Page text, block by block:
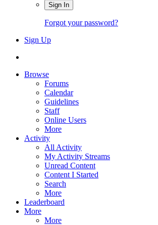
Sign In
Forgot your password?
Sign Up
Browse
Forums
Calendar
Guidelines
Staff
Online Users
More
Activity
All Activity
My Activity Streams
Unread Content
Content I Started
Search
More
Leaderboard
More
More